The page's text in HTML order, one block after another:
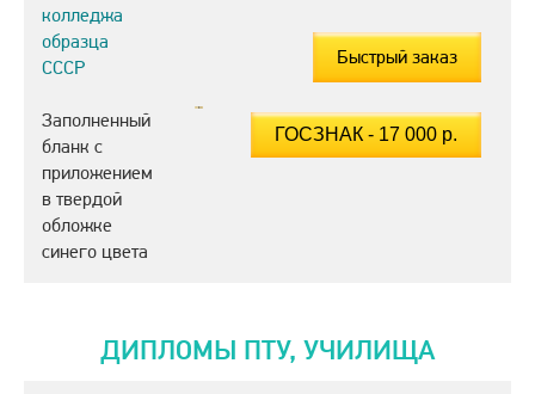
колледжа
образца
СССР
Заполненный
бланк с
приложением
в твердой
обложке
синего цвета
Быстрый заказ
ДИПЛОМЫ ПТУ, УЧИЛИЩА